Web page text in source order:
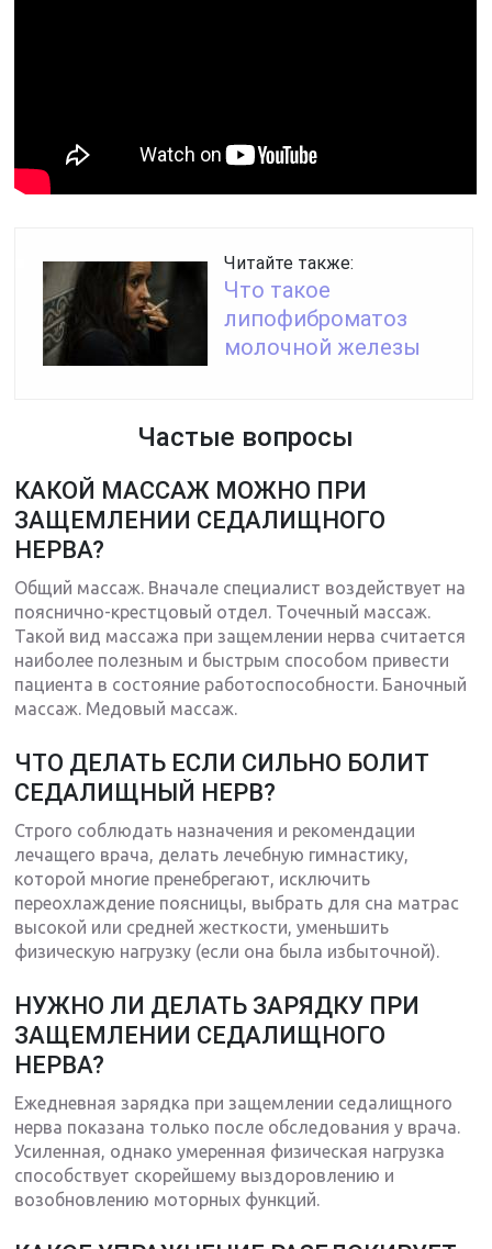
Читайте также:
Что такое
липофиброматоз
молочной железы
Частые вопросы
КАКОЙ МАССАЖ МОЖНО ПРИ
ЗАЩЕМЛЕНИИ СЕДАЛИЩНОГО
НЕРВА?
Общий массаж. Вначале специалист воздействует на
пояснично-крестцовый отдел. Точечный массаж.
Такой вид массажа при защемлении нерва считается
наиболее полезным и быстрым способом привести
пациента в состояние работоспособности. Баночный
массаж. Медовый массаж.
ЧТО ДЕЛАТЬ ЕСЛИ СИЛЬНО БОЛИТ
СЕДАЛИЩНЫЙ НЕРВ?
Строго соблюдать назначения и рекомендации
лечащего врача, делать лечебную гимнастику,
которой многие пренебрегают, исключить
переохлаждение поясницы, выбрать для сна матрас
высокой или средней жесткости, уменьшить
физическую нагрузку (если она была избыточной).
НУЖНО ЛИ ДЕЛАТЬ ЗАРЯДКУ ПРИ
ЗАЩЕМЛЕНИИ СЕДАЛИЩНОГО
НЕРВА?
Ежедневная зарядка при защемлении седалищного
нерва показана только после обследования у врача.
Усиленная, однако умеренная физическая нагрузка
способствует скорейшему выздоровлению и
возобновлению моторных функций.